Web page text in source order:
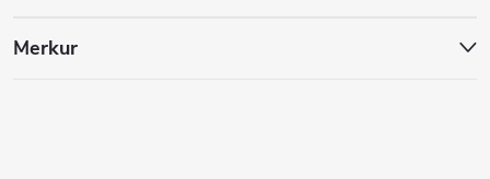
Merkur